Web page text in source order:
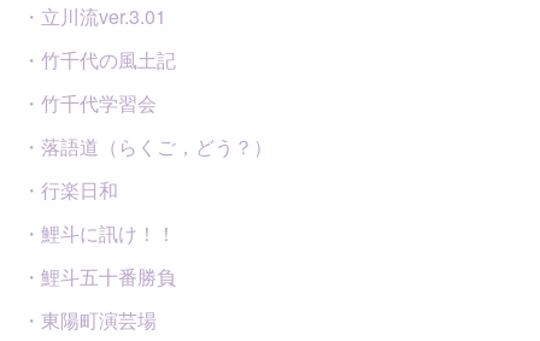
・立川流ver.3.01
・竹千代の風土記
・竹千代学習会
・落語道（らくご，どう？）
・行楽日和
・鯉斗に訊け！！
・鯉斗五十番勝負
・東陽町演芸場